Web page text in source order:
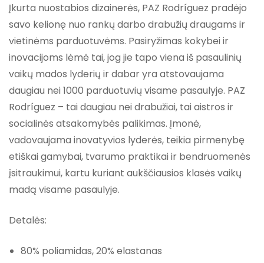
Įkurta nuostabios dizainerės, PAZ Rodríguez pradėjo
savo kelionę nuo rankų darbo drabužių draugams ir
vietinėms parduotuvėms. Pasiryžimas kokybei ir
inovacijoms lėmė tai, jog jie tapo viena iš pasaulinių
vaikų mados lyderių ir dabar yra atstovaujama
daugiau nei 1000 parduotuvių visame pasaulyje. PAZ
Rodríguez – tai daugiau nei drabužiai, tai aistros ir
socialinės atsakomybės palikimas. Įmonė,
vadovaujama inovatyvios lyderės, teikia pirmenybę
etiškai gamybai, tvarumo praktikai ir bendruomenės
įsitraukimui, kartu kuriant aukščiausios klasės vaikų
madą visame pasaulyje.
Detalės:
80% poliamidas, 20% elastanas